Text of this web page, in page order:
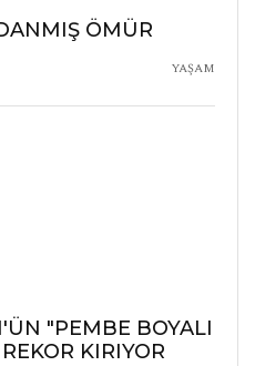
ÖMÜR
YAŞAM
"PEMBE BOYALI
KIRIYOR